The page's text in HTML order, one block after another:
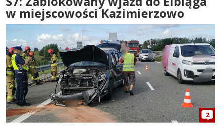
w miejscowości Kazimierzowo
2